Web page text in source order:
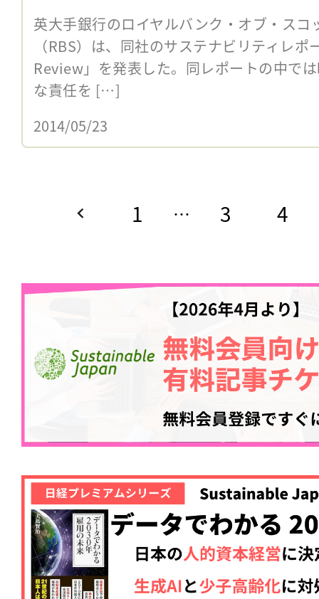
英大手銀行のロイヤルバンク・オブ・スコ
（RBS）は、同社のサステナビリティレ
Review」を発表した。同レポートの中で
な責任を […]
2014/05/23
1 … 3 4